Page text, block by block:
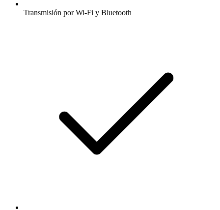
Transmisión por Wi-Fi y Bluetooth